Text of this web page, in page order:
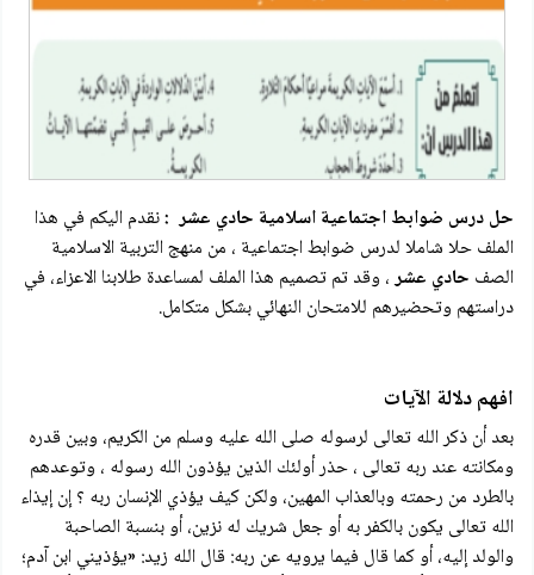
حل درس ضوابط اجتماعية اسلامية حادي عشر :نقدم اليكم في هذا
الملف حلا شاملا لدرس ضوابط اجتماعية ، من منهج التربية الاسلامية
الصف حادي عشر، وقد تم تصميم هذا الملف لمساعدة طلابنا الاعزاء، في
دراستهم وتحضيرهم للامتحان النهائي بشكل متكامل.
افهم دلالة الآيات
بعد أن ذكر الله تعالى لرسوله صلى الله عليه وسلم من الكريم، وبين قدره
ومكانته عند ربه تعالى ، حذر أولئك الذين يؤذون الله رسوله ، وتوعدهم
بالطرد من رحمته وبالعذاب المهين، ولكن كيف يؤذي الإنسان ربه ؟ إن إيذاء
الله تعالى یکون بالكفر به أو جعل شريك له نزين، أو بنسبة الصاحبة
والولد إليه، أو كما قال فيما يرويه عن ربه: قال الله زيد: «یؤذيني ابن آدم؛